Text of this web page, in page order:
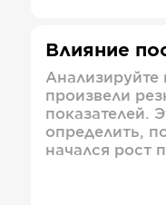
Влияние
Анализируйте
произвели
показателей.
определить,
начался рост